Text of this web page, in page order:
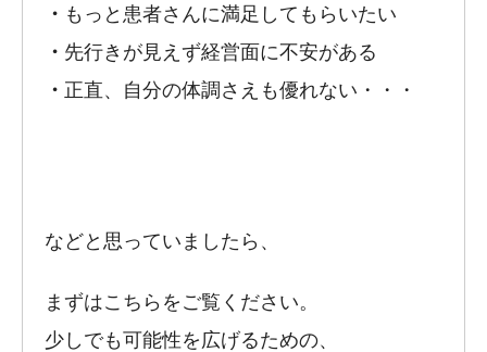
・ もっと患者さんに満足してもらいたい
・ 先行きが見えず経営面に不安がある
・ 正直、自分の体調さえも優れない・・・
などと思っていましたら、
まずはこちらをご覧ください。
少しでも可能性を広げるための、